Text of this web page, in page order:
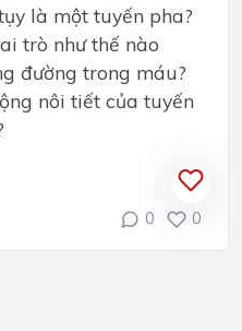
là một tuyến pha?
trò như thế nào
đường trong máu?
nôi tiết của tuyến
0 0